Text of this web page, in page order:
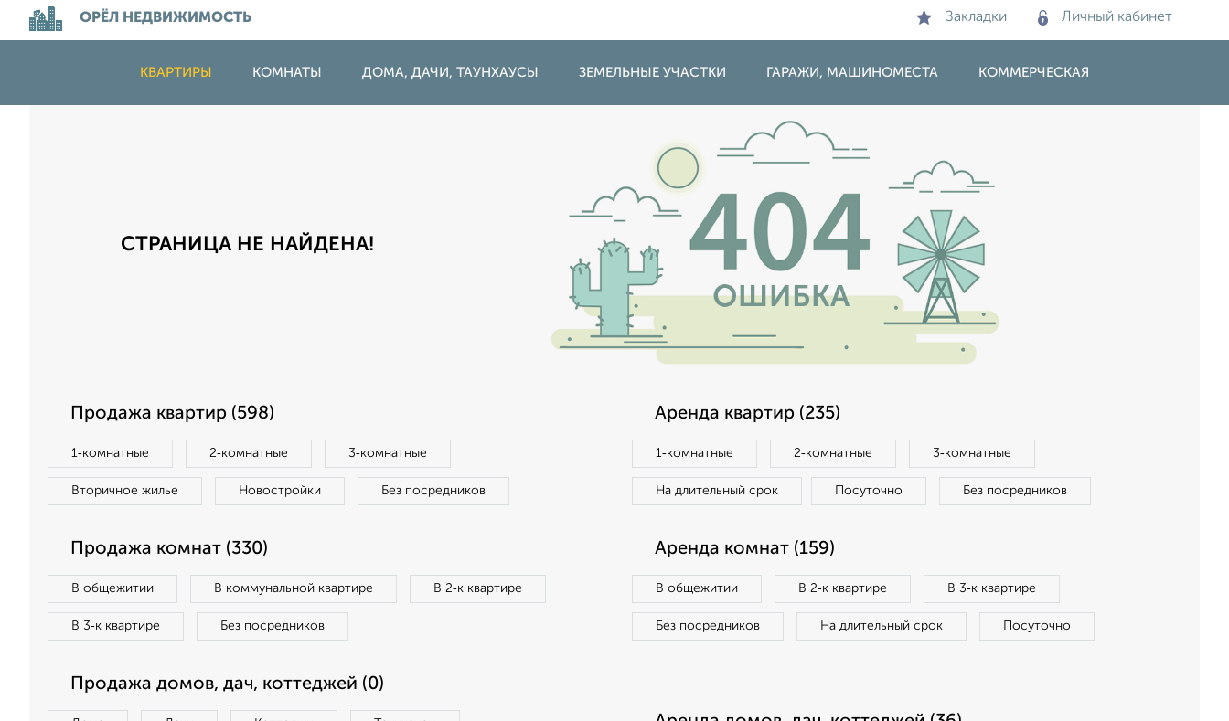
ОРЁЛ НЕДВИЖИМОСТЬ Закладки Личный кабинет
КВАРТИРЫ КОМНАТЫ ДОМА, ДАЧИ, ТАУНХАУСЫ ЗЕМЕЛЬНЫЕ УЧАСТКИ ГАРАЖИ, МАШИНОМЕСТА КОММЕРЧЕСКАЯ
СТРАНИЦА НЕ НАЙДЕНА!
Продажа квартир (598)
1‑комнатные 2‑комнатные 3‑комнатные
Вторичное жилье Новостройки Без посредников
Аренда квартир (235)
1‑комнатные 2‑комнатные 3‑комнатные
На длительный срок Посуточно Без посредников
Продажа комнат (330)
В общежитии В коммунальной квартире В 2‑к квартире
В 3‑к квартире Без посредников
Аренда комнат (159)
В общежитии В 2‑к квартире В 3‑к квартире
Без посредников На длительный срок Посуточно
Продажа домов, дач, коттеджей (0)